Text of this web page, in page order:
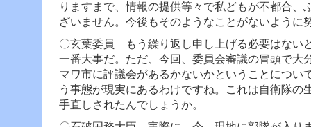
りますまで、情報の提供等々で私どもが不都合、
ざいません。今後もそのようなことがないように
〇玄葉委員 もう繰り返し申し上げる必要はない
一番大事だ。 ただ、今回、委員会審議の冒頭で大
マワ市に評議会があるかないかということについ
う事態が現実にあるわけですね。これは自衛隊の
手直しされたんでしょうか。